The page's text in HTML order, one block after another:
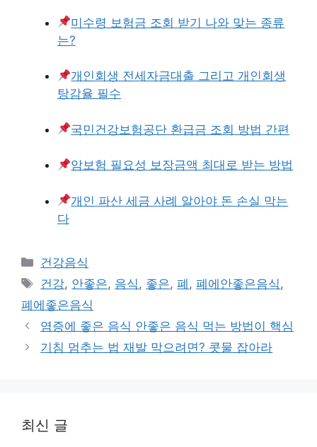
미수령 보험금 조회 받기 나와 맞는 종류
는?
개인회생 전세자금대출 그리고 개인회생
탕감율 필수
국민건강보험공단 환급금 조회 방법 간편
암보험 필요성 보장금액 최대로 받는 방법
개인 파산 세금 사례 알아야 돈 손실 막는
다
카
테
리
건강음식
태
그
건강, 안좋은, 음식 , 좋은,폐 ,폐에안좋은음식 ,
폐에좋은음식
염증에 좋은 음식 안좋은 음식 먹는 방법이 핵심
기침 멈추는 법 재발 막으려면? 콧물 잡아라
최신 글